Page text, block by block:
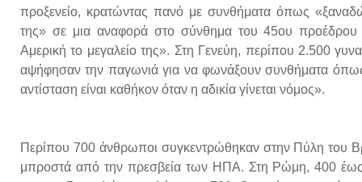
προξενείο, κρατώντας πανό με συνθήματα όπως
της» σε μια αναφορά στο σύνθημα του 45ου
Αμερική το μεγαλείο της». Στη Γενεύη, περίπου 2.500
αψήφησαν την παγωνιά για να φωνάξουν συνθήματα όπως
αντίσταση είναι καθήκον όταν η αδικία γίνεται νόμος».
Περίπου 700 άνθρωποι συγκεντρώθηκαν στην Πύλη του
μπροστά από την πρεσβεία των ΗΠΑ. Στη Ρώμη, 400